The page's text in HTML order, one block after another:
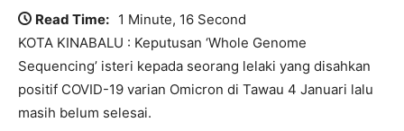
Read Time: 1 Minute, 16 Second
KOTA KINABALU : Keputusan ‘Whole Genome
Sequencing’ isteri kepada seorang lelaki yang disahkan
positif COVID-19 varian Omicron di Tawau 4 Januari lalu
masih belum selesai.